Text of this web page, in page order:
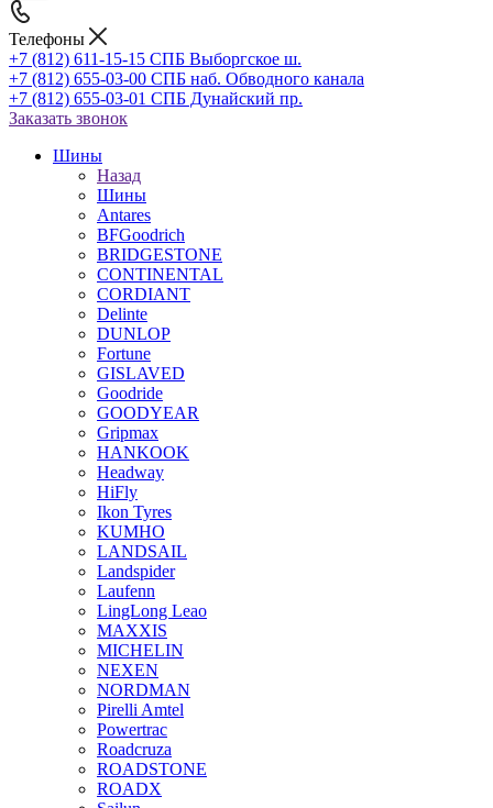
Телефоны
+7 (812) 611-15-15 СПБ Выборгское ш.
+7 (812) 655-03-00 СПБ наб. Обводного канала
+7 (812) 655-03-01 СПБ Дунайский пр.
Заказать звонок
Шины
Назад
Шины
Antares
BFGoodrich
BRIDGESTONE
CONTINENTAL
CORDIANT
Delinte
DUNLOP
Fortune
GISLAVED
Goodride
GOODYEAR
Gripmax
HANKOOK
Headway
HiFly
Ikon Tyres
KUMHO
LANDSAIL
Landspider
Laufenn
LingLong Leao
MAXXIS
MICHELIN
NEXEN
NORDMAN
Pirelli Amtel
Powertrac
Roadcruza
ROADSTONE
ROADX